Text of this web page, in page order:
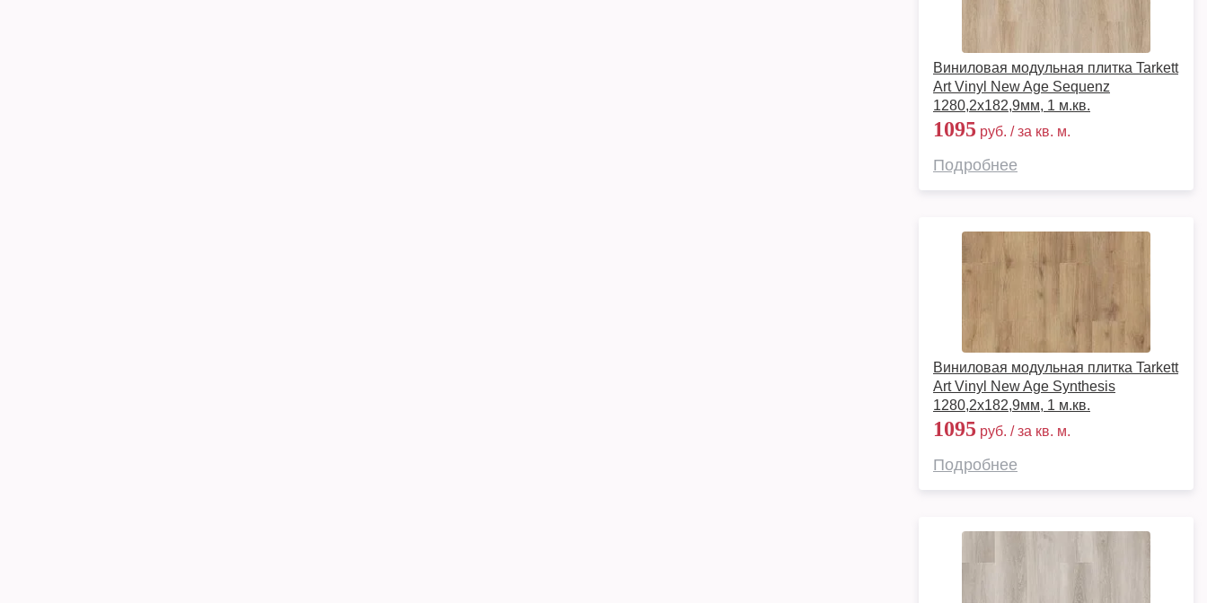
Виниловая модульная плитка Tarkett
Art Vinyl New Age Sequenz
1280,2х182,9мм, 1 м.кв.
1095 руб. / за кв. м.
Подробнее
Виниловая модульная плитка Tarkett
Art Vinyl New Age Synthesis
1280,2х182,9мм, 1 м.кв.
1095 руб. / за кв. м.
Подробнее